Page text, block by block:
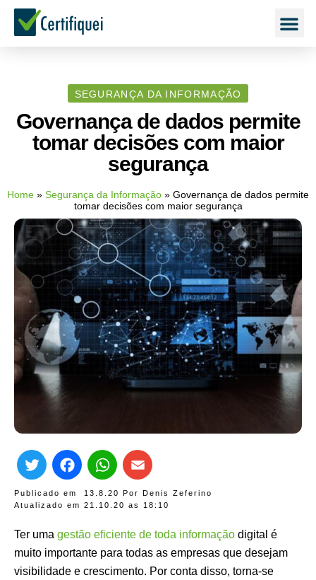
SEGURANÇA DA INFORMAÇÃO
Governança de dados permite
tomar decisões com maior
segurança
Home » Segurança da Informação » Governança de dados permite
tomar decisões com maior segurança
Publicado em 13.8.20 Por Denis Zeferino
Atualizado em 21.10.20 as 18:10
TwitterFacebook
WhatsApp
Ter uma gestão eficiente de toda informação digital é
muito importante para todas as empresas que desejam
visibilidade e crescimento. Por conta disso, torna-se